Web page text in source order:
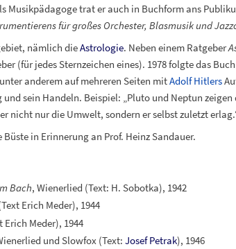
Musikpädagoge trat er auch in Buchform ans
für großes Orchester, Blasmusik und
nämlich dieAstrologie. Neben einem Ratgeber
(für jedes Sternzeichen eines). 1978 folgte das Buch
anderem auf mehreren Seiten mitAdolf Hitlers
sein Handeln. Beispiel: „Pluto und Neptun
nicht nur die Umwelt, sondern er selbst zuletzt
in Erinnerung an Prof. Heinz Sandauer.
Bach, Wienerlied (Text: H. Sobotka), 1942
Erich Meder), 1944
Erich Meder), 1944
und Slowfox (Text:Josef Petrak), 1946